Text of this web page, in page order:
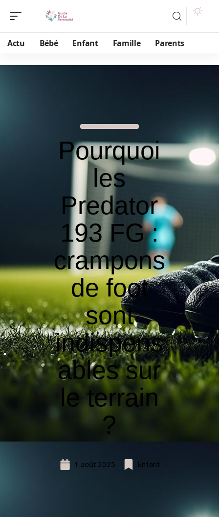
Actu Bébé Enfant Famille Parents
Pourquoi
les
Predator
193 FG :
crampons
de foot
sont
indispens
ables sur
le terrain
?
1 août 2025 Enfant